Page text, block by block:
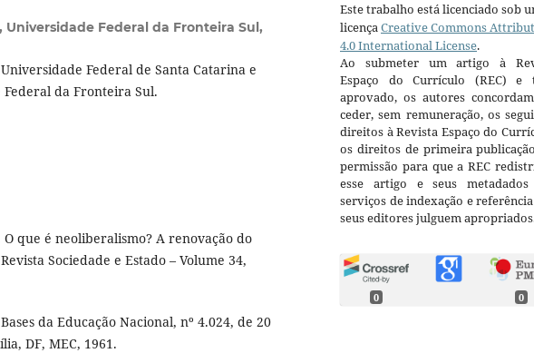
Universidade Federal da Fronteira Sul,
Federal de Santa Catarina e
da Fronteira Sul.
O que é neoliberalismo? A renovação do
Sociedade e Estado – Volume 34,
da Educação Nacional, nº 4.024, de 20
DF, MEC, 1961.
Este trabalho está licenciado sob
licençaCreative Commons
4.0 International License.
Ao submeter um artigo à
Espaço do Currículo (REC) e
aprovado, os autores
ceder, sem remuneração, os
direitos à Revista Espaço do
os direitos de primeira
permissão para que a REC
esse artigo e seus metadados
serviços de indexação e
seus editores julguem
0 0